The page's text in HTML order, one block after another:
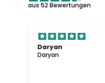
aus 52 Bewertungen
Daryan
Daryan